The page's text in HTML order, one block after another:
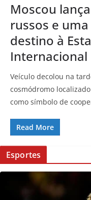
Moscou
russos e
destino à
Internacional
Veículo decolou na
cosmódromo
como símbolo de
Read More
Esportes